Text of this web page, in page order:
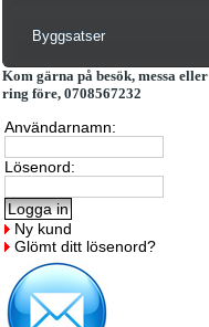
Byggsatser
Kom gärna på besök, messa eller
ring före, 0708567232
Användarnamn:
Lösenord:
Ny kund
Glömt ditt lösenord?